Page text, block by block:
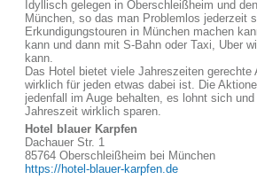
Idyllisch gelegen in Oberschleißheim und
München, so das man Problemlos jederzeit
Erkundigungstouren in München machen
kann und dann mit S-Bahn oder Taxi, Uber
kann.
Das Hotel bietet viele Jahreszeiten gerechte
wirklich für jeden etwas dabei ist. Die
jedenfall im Auge behalten, es lohnt sich
Jahreszeit wirklich sparen.
Hotel blauer Karpfen
Dachauer Str. 1
85764 Oberschleißheim bei München
https://hotel-blauer-karpfen.de